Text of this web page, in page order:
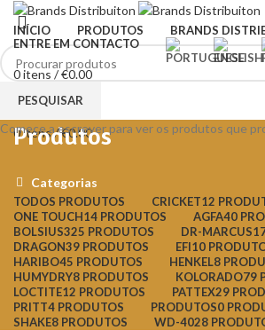
INÍCIO PRODUTOS BRANDS
ENTRE EM CONTACTO
0itens /€0.00
Menu
0itens/€0.00
Produtos
Categorias
TODOS PRODUTOS CRICKET12
ONE TOUCH14 PRODUTOS AGFA40
BOLSIUS325 PRODUTOS DR-MARCUS
DRAGON39 PRODUTOS EFI10
HARIBO45 PRODUTOS HENKEL8
HUMYDRY8 PRODUTOS KOLORADO79
LOCTITE12 PRODUTOS PATTEX29
PRITT4 PRODUTOS PRODUTOS0
SHAKE8 PRODUTOS WD-4028
PESQUISAR
Comece a escrever para ver os produtos que